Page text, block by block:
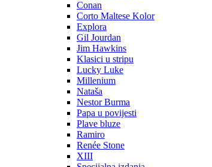
Conan
Corto Maltese Kolor
Explora
Gil Jourdan
Jim Hawkins
Klasici u stripu
Lucky Luke
Millenium
Nataša
Nestor Burma
Papa u povijesti
Plave bluze
Ramiro
Renée Stone
XIII